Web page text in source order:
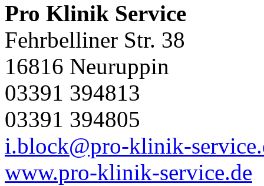
Pro Klinik Service
Fehrbelliner Str. 38
16816 Neuruppin
03391 394813
03391 394805
i.block@pro-klinik-
www.pro-klinik-service.de